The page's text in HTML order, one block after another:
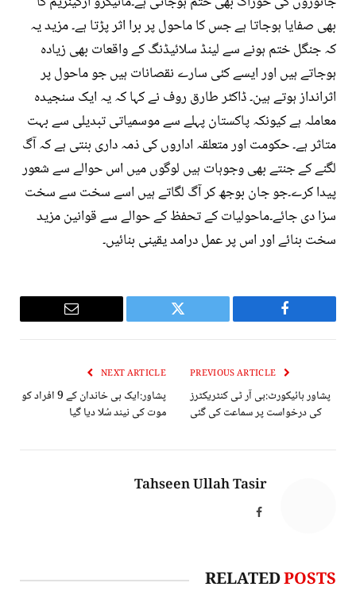
بھی صفایا ہوجاتا ہے جس کا ماحول پر برا اثر پڑتا ہے۔ مزید یہ
کہ جنگل ختم ہونے سے لینڈ سلائیڈنگ کے واقعات بھی زیادہ
ہوجاتے ہیں اور ایسے کئی سارے نقصانات ہیں جو ماحول پر
اثرانداز ہوتے ہین۔ ڈاکٹر طارق روف نے کہا کہ یہ ایک سنجیدہ
معاملہ ہے کیونکہ پاکستان پہلے سے موسمیاتی تبدیلی سے بہت
متاثر ہے۔ حکومت اور متعلقہ اداروں کی ذمہ داری بنتی ہے کہ آگ
لگنے کے جنتے بھی وجوہات ہیں لوگوں میں اس حوالے سے شعور
پیدا کرے۔جو جان بوجھ کر آگ لگاتے ہیں اسے سخت سے سخت
سزا دی جائے۔ماحولیات کے تحفظ کے حوالے سے قوانین مزید
سخت بنائے اور اس پر عمل درامد یقینی بنائیں۔
Facebook
Twitter
Email
پشاور ہائیکورٹ:بی آر ٹی کنٹریکٹرز
کی درخواست پر سماعت کی گئی
NEXT ARTICLE
پشاور:ایک ہی خاندان کے 9 افراد کو
موت کی نیند سُلا دیا گیا
Tahseen Ullah Tasir
Facebook
RELATEDPOSTS